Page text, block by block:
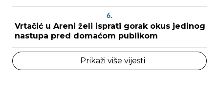
6.
Vrtačić u Areni želi isprati gorak okus jedinog
nastupa pred domaćom publikom
Prikaži više vijesti